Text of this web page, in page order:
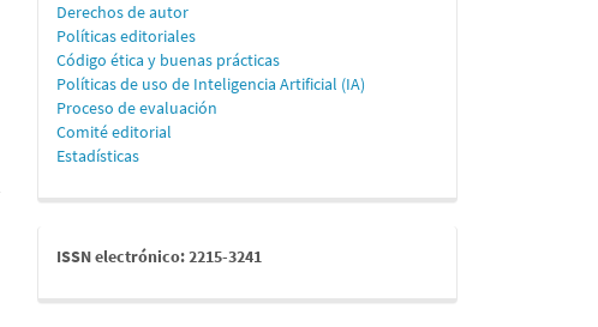
Derechos de autor
Políticas editoriales
Código ética y buenas prácticas
Políticas de uso de Inteligencia Artificial (IA)
Proceso de evaluación
Comité editorial
Estadísticas
issn
ISSN electrónico: 2215-3241